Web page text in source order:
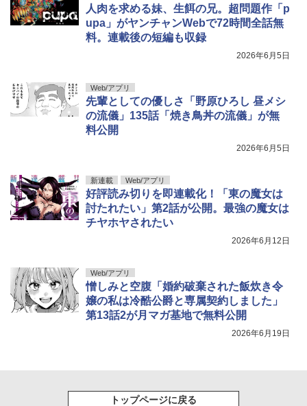
人肉を求める妹、生餌の兄。超問題作「p
upa」がヤンチャンWebで72時間全話無
料。連載後の短編も収録
2026年6月5日
Web/アプリ
先輩としての優しさ「野原ひろし 昼メシ
の流儀」135話「焼き鳥丼の流儀」が無
料公開
2026年6月5日
新連載 Web/アプリ
好評読み切りを即連載化！「東の魔女は
討たれたい」第2話が公開。最強の魔女は
チヤホヤされたい
2026年6月12日
Web/アプリ
憎しみと空腹「婚約破棄された飯炊き令
嬢の私は冷酷公爵と専属契約しました」
第13話2が月マガ基地で無料公開
2026年6月19日
トップページに戻る